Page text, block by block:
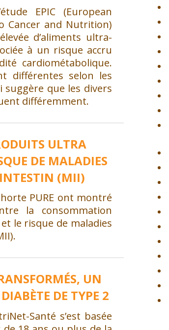
EPIC (European
Cancer and Nutrition)
d’aliments ultra-
à un risque accru
cardiométabolique.
différentes selon les
suggère que les divers
différemment.
ULTRA
DE MALADIES
(MII)
PURE ont montré
la consommation
le risque de maladies
UN
DE TYPE 2
Santé s’est basée